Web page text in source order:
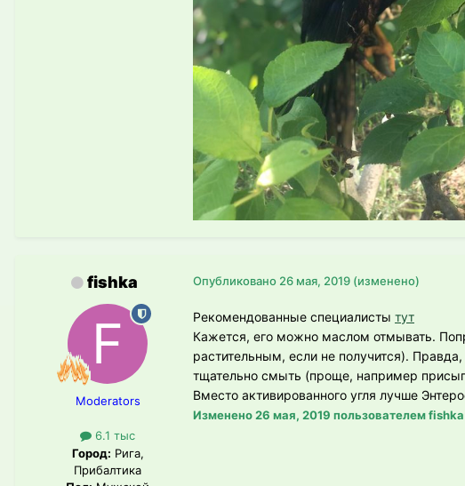
fishka
Moderators
6.1 тыс
Город: Рига,
Прибалтика
Опубликовано 26 мая, 2019 (изменено)
Рекомендованные специалисты тут
Кажется, его можно маслом отмывать.
растительным, если не получится).
тщательно смыть (проще, например
Вместо активированного угля лучше
Изменено26 мая, 2019 пользователем fishka